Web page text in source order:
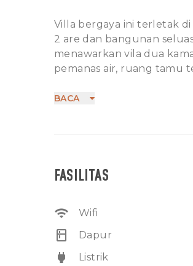
Villa bergaya ini terletak di
2 are dan bangunan
menawarkan vila dua
pemanas air, ruang tamu
sepeda. Hanya
Bisa untuk disewakan
BACA
FASILITAS
wifi Wifi
kitchen Dapur
power Listrik